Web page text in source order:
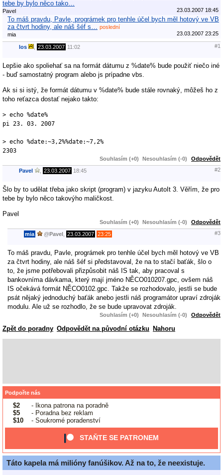
tebe by bylo něco tako…
Pavel 23.03.2007 18:45
To máš pravdu, Pavle, prográmek pro tenhle účel bych měl hotový ve VB
za čtvrt hodiny, ale náš šéf s…
poslední
mia
23.03.2007 23:25
los 23.03.2007 11:02 #1
Lepšie ako spoliehať sa na formát dátumu z %date% bude použiť niečo iné
- buď samostatný program alebo js prípadne vbs.
Ak si si istý, že formát dátumu v %date% bude stále rovnaký, môžeš ho z
toho reťazca dostať nejako takto:
> echo %date%
pi 23. 03. 2007
> echo %date:~3,2%%date:~7,2%
2303
Souhlasím (+0) Nesouhlasím (-0) Odpovědět
Pavel 23.03.2007 18:45 #2
Šlo by to udělat třeba jako skript (program) v jazyku AutoIt 3. Věřím, že pro
tebe by bylo něco takovýho maličkost.
Pavel
Souhlasím (+0) Nesouhlasím (-0) Odpovědět
mia @Pavel 23.03.2007 23:25 #3
To máš pravdu, Pavle, prográmek pro tenhle účel bych měl hotový ve VB
za čtvrt hodiny, ale náš šéf si představoval, že na to stačí baťák, šlo o
to, že jsme potřebovali přizpůsobit náš IS tak, aby pracoval s
bankovníma dávkama, který mají jméno NĚCO010207.gpc, ovšem náš
IS očekává formát NĚCO0102.gpc. Takže se rozhodovalo, jestli se bude
psát nějaký jednoduchý baťák anebo jestli náš programátor upraví zdroják
modulu. Ale už se rozhodlo, že se bude upravovat zdroják.
Souhlasím (+0) Nesouhlasím (-0) Odpovědět
Zpět do poradny Odpovědět na původní otázku Nahoru
Podpořte nás
$2
- Ikona patrona na poradně
$5
- Poradna bez reklam
$10
- Soukromé poradenství
STAŇTE SE PATRONEM
Táto kapela má milióny fanúšikov. Až na to, že neexistuje.